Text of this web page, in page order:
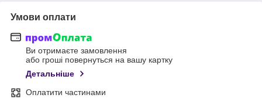
Умови оплати
Ви отримаєте замовлення
або гроші повернуться на вашу картку
Детальніше
Оплатити частинами